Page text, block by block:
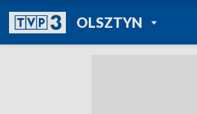
OLSZTYNPOWRÓT DO
TVP REGIONY